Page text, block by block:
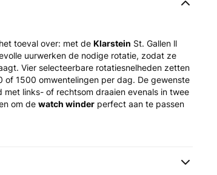
toeval over: met de Klarstein St. Gallen ll
uurwerken de nodige rotatie, zodat ze
Vier selecteerbare rotatiesnelheden zetten
1500 omwentelingen per dag. De gewenste
links- of rechtsom draaien evenals in twee
om de watch winder perfect aan te passen